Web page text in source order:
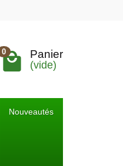
0 Panier
(vide)
Nouveautés